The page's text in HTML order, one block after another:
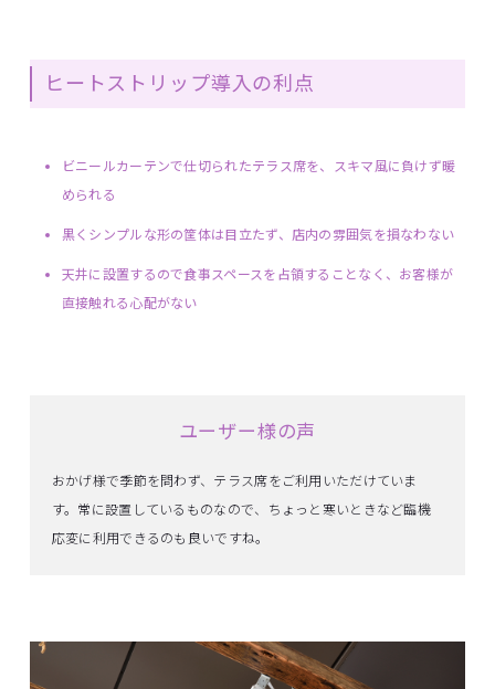
ヒートストリップ導入の利点
ビニールカーテンで仕切られたテラス席を、スキマ風に負けず暖
められる
黒くシンプルな形の筐体は目立たず、店内の雰囲気を損なわない
天井に設置するので食事スペースを占領することなく、お客様が
直接触れる心配がない
ユーザー様の声
おかげ様で季節を問わず、テラス席をご利用いただけていま
す。常に設置しているものなので、ちょっと寒いときなど臨機
応変に利用できるのも良いですね。